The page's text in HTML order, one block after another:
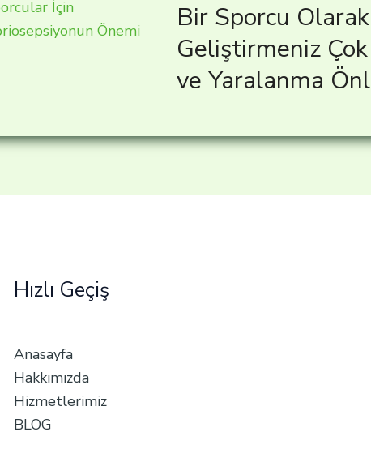
Bir Sporcu
Geliştirmeniz
ve Yaralanma
Hızlı Geçiş
Anasayfa
Hakkımızda
Hizmetlerimiz
BLOG